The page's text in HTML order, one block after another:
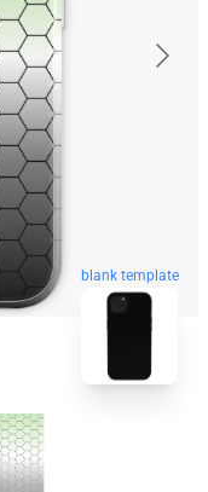
blank template